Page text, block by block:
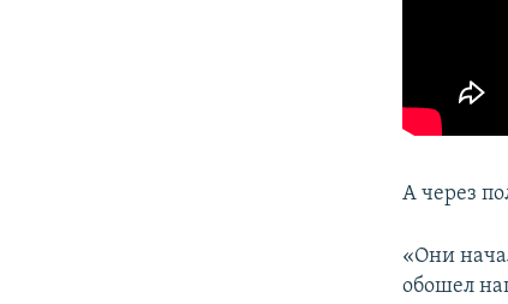
А через
«Они
обошел